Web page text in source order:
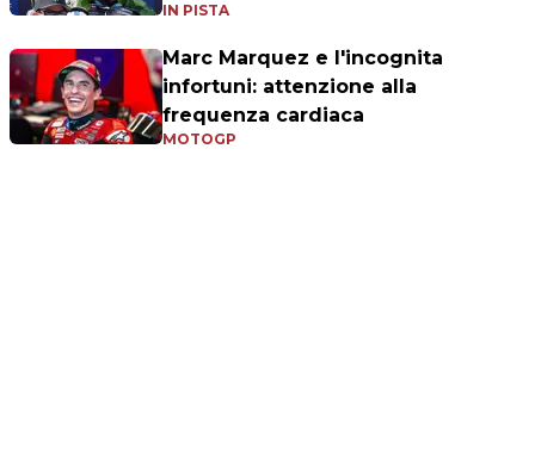
IN PISTA
Marc Marquez e l'incognita
infortuni: attenzione alla
frequenza cardiaca
MOTOGP